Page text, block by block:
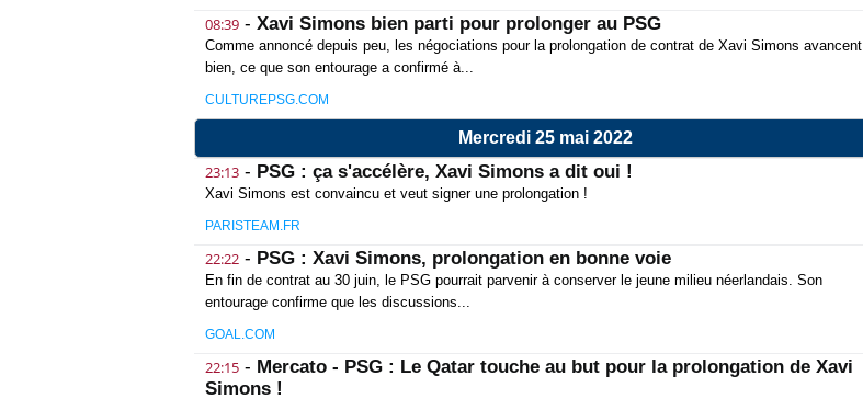
08:39 - Xavi Simons bien parti pour prolonger au PSG
Comme annoncé depuis peu, les négociations pour la prolongation de contrat de Xavi Simons avancent
bien, ce que son entourage a confirmé à...
CULTUREPSG.COM
Mercredi 25 mai 2022
23:13 - PSG : ça s'accélère, Xavi Simons a dit oui !
Xavi Simons est convaincu et veut signer une prolongation !
PARISTEAM.FR
22:22 - PSG : Xavi Simons, prolongation en bonne voie
En fin de contrat au 30 juin, le PSG pourrait parvenir à conserver le jeune milieu néerlandais. Son
entourage confirme que les discussions...
GOAL.COM
22:15 - Mercato - PSG : Le Qatar touche au but pour la prolongation de Xavi
Simons !